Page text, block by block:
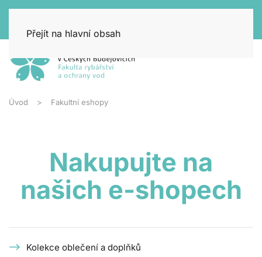
Přejít na hlavní obsah
Úvod Fakultní eshopy
Nakupujte na
našich e-shopech
Kolekce oblečení a doplňků